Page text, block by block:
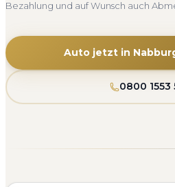
Bezahlung und auf Wunsch auch
Auto jetzt in
0800 1553